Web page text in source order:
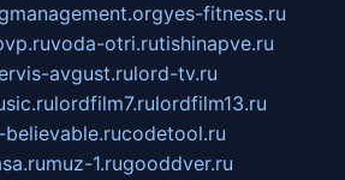
yes-fitness.ru
voda-otri.rutishinapve.ru
avgust.rulord-tv.ru
lordfilm7.rulordfilm13.ru
believable.rucodetool.ru
muz-1.rugooddver.ru